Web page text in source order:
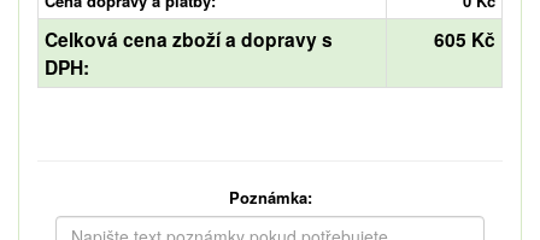
Celková cena zboží a dopravy s
DPH:
605 Kč
Poznámka: